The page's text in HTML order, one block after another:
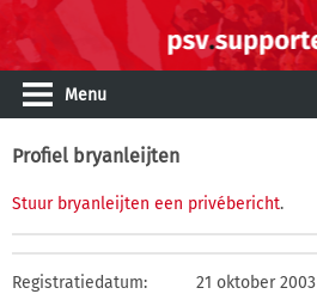
Menu
Profiel bryanleijten
Stuur bryanleijten een privébericht.
Registratiedatum: 21 oktober 2003